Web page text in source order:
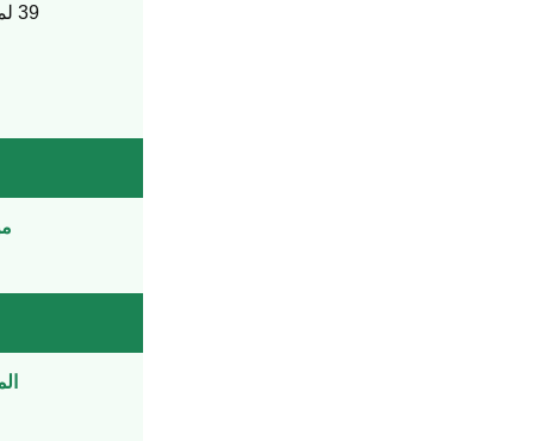
39 لمسار الرسالة و37 لمسار المشروع البحثي
من 5